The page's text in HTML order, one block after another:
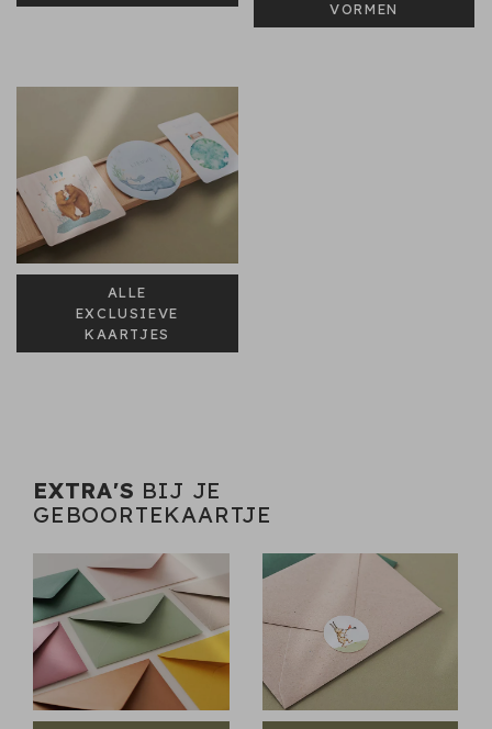
VORMEN
ALLE
EXCLUSIEVE
KAARTJES
EXTRA'S BIJ JE
GEBOORTEKAARTJE